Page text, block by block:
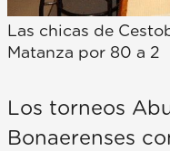
Las chicas de
Matanza por 80 a 2
Los torneos
Bonaerenses